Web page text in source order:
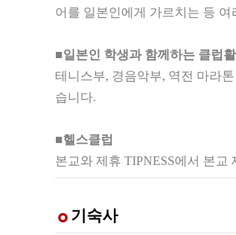
어를 일본인에게 가르치는 등
■일본인 학생과 함께하는 클럽
테니스부, 경음악부, 역전 마라
습니다.
■헬스클럽
본교와 제휴 TIPNESS에서 본교
기숙사